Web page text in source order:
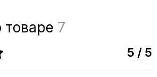
7
5 / 5